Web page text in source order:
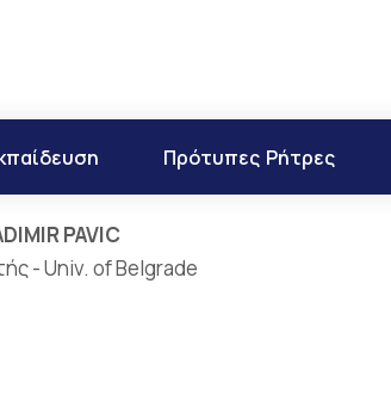
Πρότυπες Ρήτρες
PAVIC
- Univ. of Belgrade